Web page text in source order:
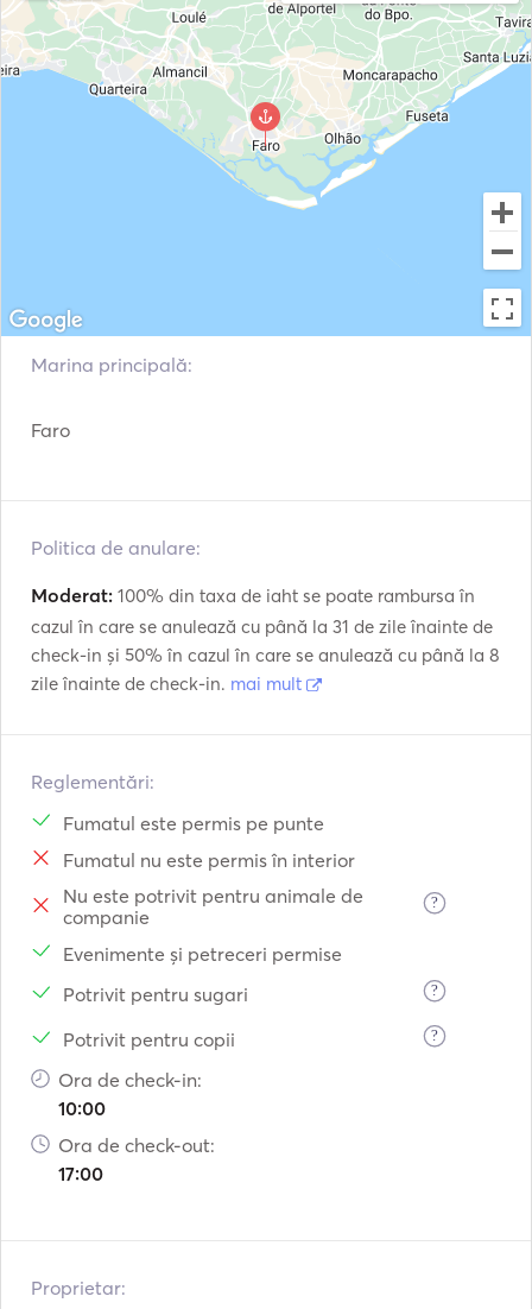
Marina principală:
Faro
Politica de anulare:
Moderat: 100% din taxa de iaht se poate rambursa în
cazul în care se anulează cu până la 31 de zile înainte de
check-in și 50% în cazul în care se anulează cu până la 8
zile înainte de check-in. mai mult
Reglementări:
Fumatul este permis pe punte
Fumatul nu este permis în interior
Nu este potrivit pentru animale de
companie
?
Evenimente și petreceri permise
Potrivit pentru sugari
?
Potrivit pentru copii ?
Ora de check-in:
10:00
Ora de check-out:
17:00
Proprietar: